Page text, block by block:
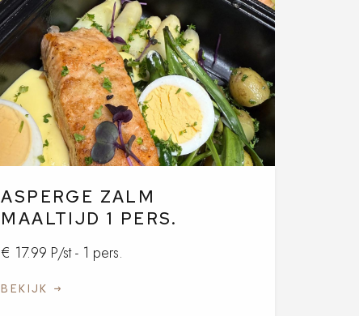
ASPERGE ZALM
MAALTIJD 1 PERS.
€ 17.99 P/st - 1 pers.
BEKIJK